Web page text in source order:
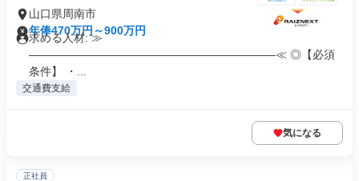
山口県周南市
年俸470万円～900万円
求める人材: ≫
——————————————————————≪ ◎【必須
条件】 ・...
交通費支給
気になる
正社員